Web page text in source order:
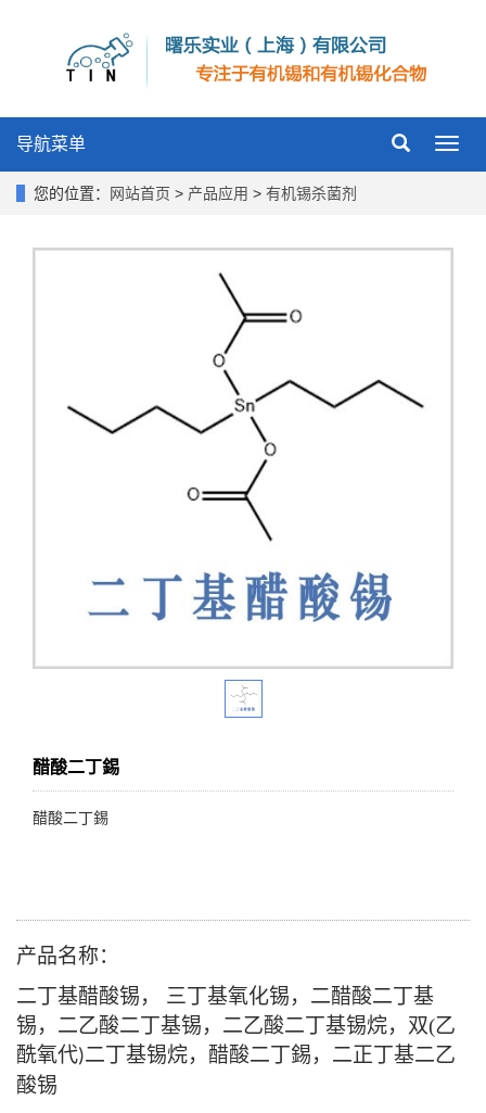
导航菜单
您的位置： 网站首页 > 产品应用 > 有机锡杀菌剂
醋酸二丁錫
醋酸二丁錫
产品名称：
二丁基醋酸锡， 三丁基氧化锡，二醋酸二丁基
锡，二乙酸二丁基锡，二乙酸二丁基锡烷，双(乙
酰氧代)二丁基锡烷，醋酸二丁錫，二正丁基二乙
酸锡